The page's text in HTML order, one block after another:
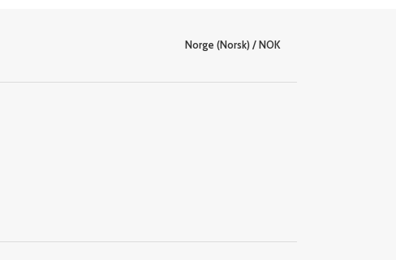
Norge (Norsk) / NOK